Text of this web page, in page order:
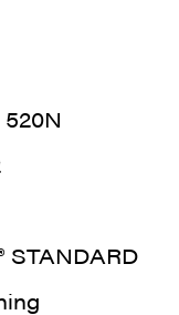
STANDARD